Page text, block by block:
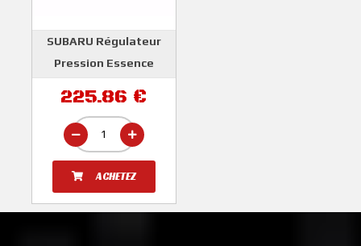
SUBARU Régulateur
Pression Essence
1993-1996
SUBARU
225.86 €
ACHETEZ